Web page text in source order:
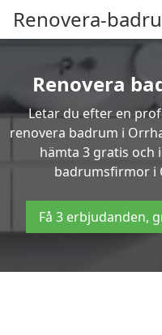
Renovera-
Renovera
Letar du efter en
renovera badrum i
hämta 3 gratis och
badrumsfirmor i
Få 3 erbjudanden,